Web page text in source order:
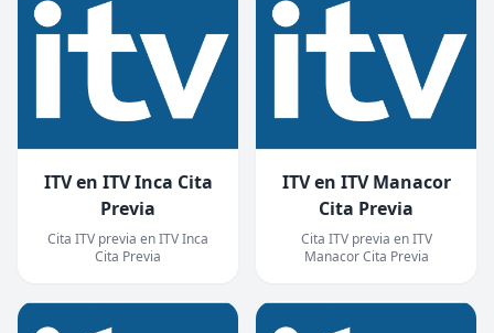
ITV en ITV Inca Cita
Previa
Cita ITV previa en ITV Inca
Cita Previa
ITV en ITV Manacor
Cita Previa
Cita ITV previa en ITV
Manacor Cita Previa